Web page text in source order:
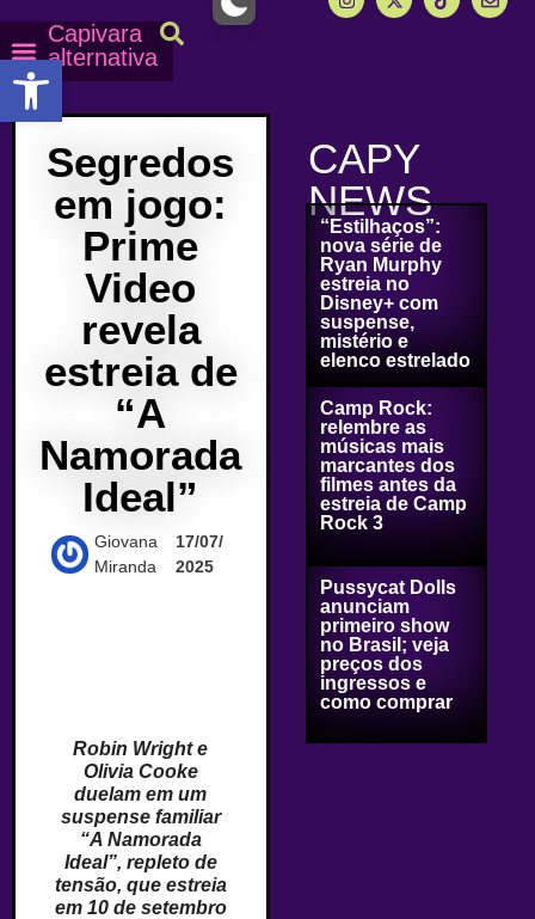
Capivara
alternativa
Segredos
em jogo:
Prime
Video
revela
estreia de
“A
Namorada
Ideal”
Giovana
Miranda
17/07/
2025
Robin Wright e
Olivia Cooke
duelam em um
suspense familiar
“A Namorada
Ideal”, repleto de
tensão, que estreia
em 10 de setembro
CAPY
NEWS
“Estilhaços”:
nova série de
Ryan Murphy
estreia no
Disney+ com
suspense,
mistério e
elenco estrelado
Camp Rock:
relembre as
músicas mais
marcantes dos
filmes antes da
estreia de Camp
Rock 3
Pussycat Dolls
anunciam
primeiro show
no Brasil; veja
preços dos
ingressos e
como comprar
Abrir a barra de ferramentas